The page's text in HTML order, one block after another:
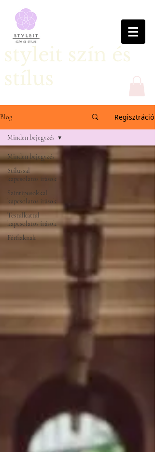
styleit szín és
stílus
Blog Regisztráció
Minden bejegyzés
Stílussal
kapcsolatos írások
Színtípusokkal
kapcsolatos írások
Testalkattal
kapcsolatos írások
Férfiaknak
Minden bejegyzés